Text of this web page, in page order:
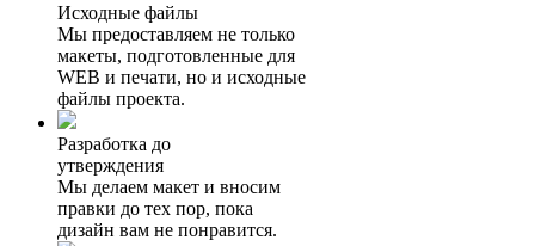
Исходные файлы
Мы предоставляем не только
макеты, подготовленные для
WEB и печати, но и исходные
файлы проекта.
Разработка до
утверждения
Мы делаем макет и вносим
правки до тех пор, пока
дизайн вам не понравится.